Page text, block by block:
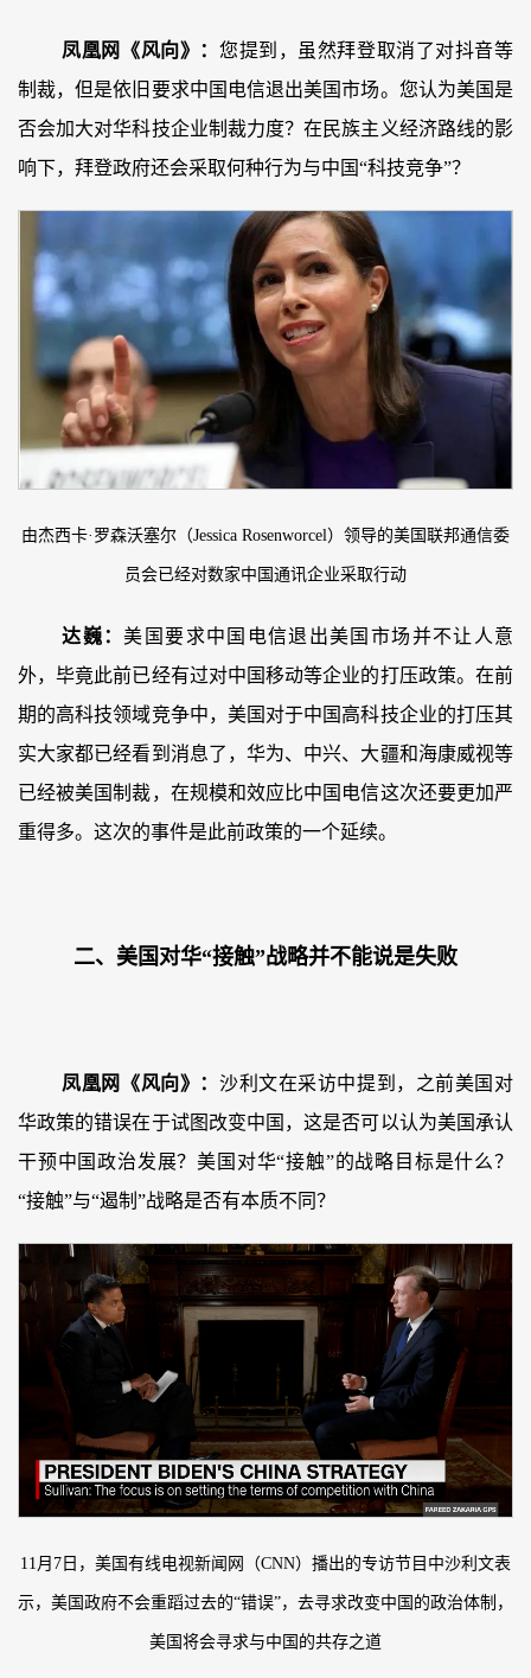
凤凰网《风向》： 您提到，虽然拜登取消了对抖音等
制裁，但是依旧要求中国电信退出美国市场。您认为美国是
否会加大对华科技企业制裁力度？在民族主义经济路线的影
响下，拜登政府还会采取何种行为与中国“科技竞争”？
由杰西卡·罗森沃塞尔（Jessica Rosenworcel）领导的美国联邦通信委
员会已经对数家中国通讯企业采取行动
达巍：美国要求中国电信退出美国市场并不让人意
外，毕竟此前已经有过对中国移动等企业的打压政策。在前
期的高科技领域竞争中，美国对于中国高科技企业的打压其
实大家都已经看到消息了，华为、中兴、大疆和海康威视等
已经被美国制裁，在规模和效应比中国电信这次还要更加严
重得多。这次的事件是此前政策的一个延续。
二、美国对华“接触”战略并不能说是失败
凤凰网《风向》： 沙利文在采访中提到，之前美国对
华政策的错误在于试图改变中国，这是否可以认为美国承认
干预中国政治发展？美国对华“接触”的战略目标是什么？
“接触”与“遏制”战略是否有本质不同？
11月7日，美国有线电视新闻网（CNN）播出的专访节目中沙利文表
示，美国政府不会重蹈过去的“错误”，去寻求改变中国的政治体制，
美国将会寻求与中国的共存之道